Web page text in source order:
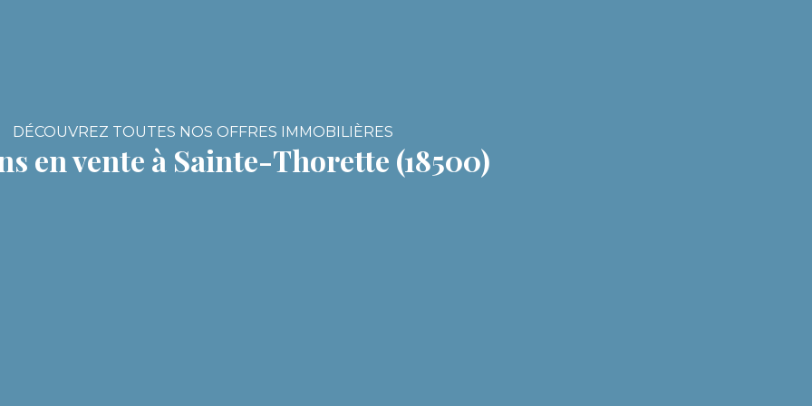
DÉCOUVREZ TOUTES NOS OFFRES IMMOBILIÈRES
en vente à Sainte-Thorette (18500)